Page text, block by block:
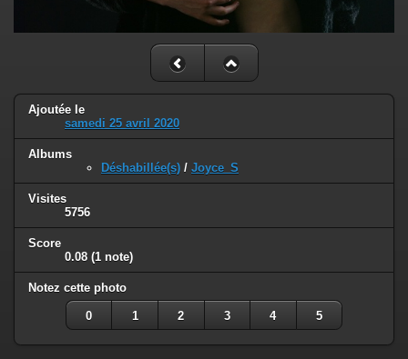
Ajoutée le
samedi 25 avril 2020
Albums
Déshabillée(s) / Joyce_S
Visites
5756
Score
0.08 (1 note)
Notez cette photo
0 1 2 3 4 5